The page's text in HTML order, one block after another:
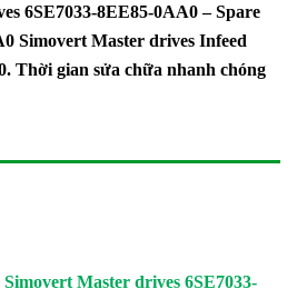
6SE7033-8EE85-0AA0 – Spare
Simovert Master drives Infeed
Thời gian sửa chữa nhanh chóng
Master drives 6SE7033-